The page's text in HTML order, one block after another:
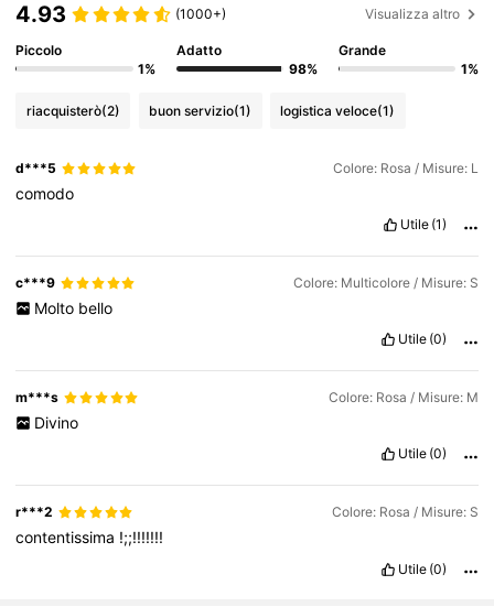
4.93 (1000+) Visualizza altro
Piccolo
1%
Adatto
98%
Grande
1%
riacquisterò(2) buon servizio(1) logistica veloce(1)
d***5 Colore: Rosa / Misure: L
comodo
Utile (1)
c***9 Colore: Multicolore / Misure: S
Molto bello
Utile (0)
m***s Colore: Rosa / Misure: M
Divino
Utile (0)
r***2 Colore: Rosa / Misure: S
contentissima !;;!!!!!!!
Utile (0)